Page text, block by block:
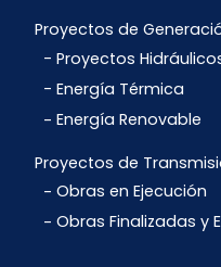
Proyectos de
Proyectos
Energía Térmica
Energía Renovable
Proyectos de
Obras en Ejecución
Obras Finalizadas y